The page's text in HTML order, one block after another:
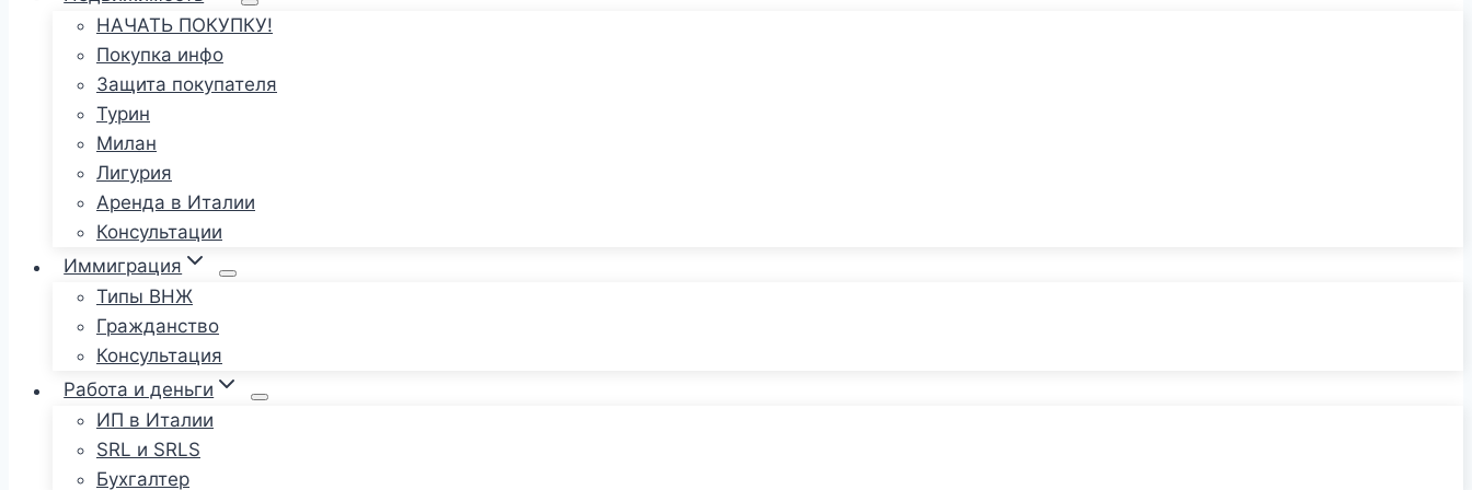
НАЧАТЬ ПОКУПКУ!
Покупка инфо
Защита покупателя
Турин
Милан
Лигурия
Аренда в Италии
Консультации
Иммиграция
Типы ВНЖ
Гражданство
Консультация
Работа и деньги
ИП в Италии
SRL и SRLS
Бухгалтер